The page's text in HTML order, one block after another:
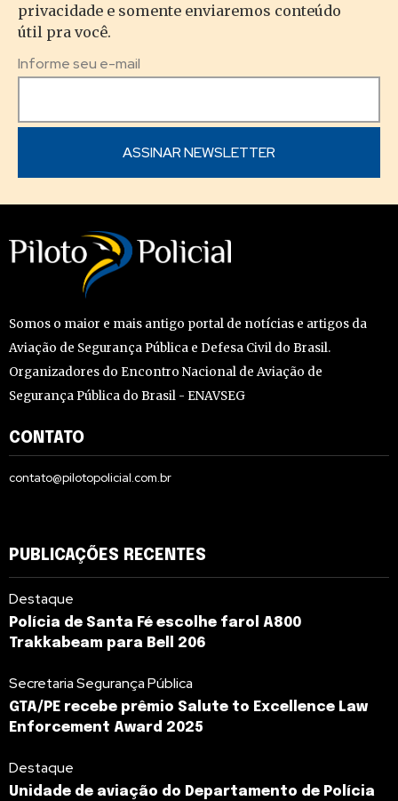
privacidade e somente enviaremos conteúdo
útil pra você.
Informe seu e-mail
Somos o maior e mais antigo portal de notícias e artigos da
Aviação de Segurança Pública e Defesa Civil do Brasil.
Organizadores do Encontro Nacional de Aviação de
Segurança Pública do Brasil - ENAVSEG
CONTATO
contato@pilotopolicial.com.br
PUBLICAÇÕES RECENTES
Destaque
Polícia de Santa Fé escolhe farol A800
Trakkabeam para Bell 206
Secretaria Segurança Pública
GTA/PE recebe prêmio Salute to Excellence Law
Enforcement Award 2025
Destaque
Unidade de aviação do Departamento de Polícia